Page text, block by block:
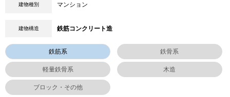
建物種別 マンション
建物構造 鉄筋コンクリート造
鉄筋系 鉄骨系
軽量鉄骨系 木造
ブロック・その他